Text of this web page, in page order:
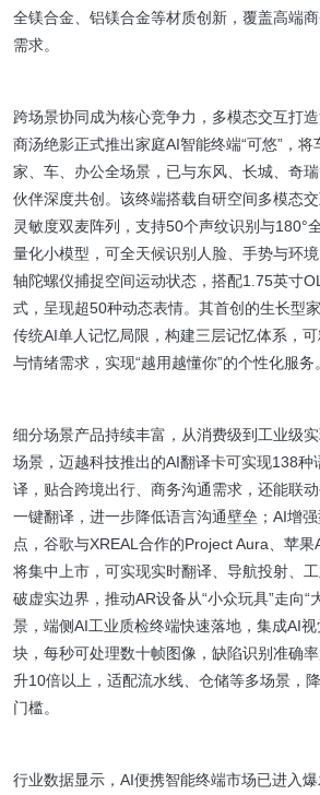
全镁合金、铝镁合金等材质创新，覆盖高端
需求。
跨场景协同成为核心竞争力，多模态交互打
商汤绝影正式推出家庭AI智能终端“可悠”，
家、车、办公全场景，已与东风、长城、奇
伙伴深度共创。该终端搭载自研空间多模态
灵敏度双麦阵列，支持50个声纹识别与180°
量化小模型，可全天候识别人脸、手势与环
轴陀螺仪捕捉空间运动状态，搭配1.75英寸
式，呈现超50种动态表情。其首创的生长型
传统AI单人记忆局限，构建三层记忆体系，
与情绪需求，实现“越用越懂你”的个性化服务。
细分场景产品持续丰富，从消费级到工业级
场景，迈越科技推出的AI翻译卡可实现138种
译，贴合跨境出行、商务沟通需求，还能联
一键翻译，进一步降低语言沟通壁垒；AI增
点，谷歌与XREAL合作的Project Aura、苹
将集中上市，可实现实时翻译、导航投射、
破虚实边界，推动AR设备从“小众玩具”走向“
景，端侧AI工业质检终端快速落地，集成AI
块，每秒可处理数十帧图像，缺陷识别准确
升10倍以上，适配流水线、仓储等多场景，
门槛。
行业数据显示，AI便携智能终端市场已进入